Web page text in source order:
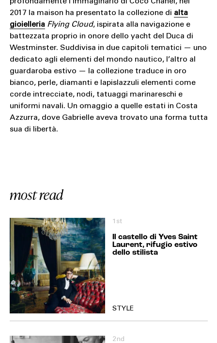
profondamente l’immaginario di Coco Chanel, nel
2017 la maison ha presentato la collezione di alta
gioielleria Flying Cloud, ispirata alla navigazione e
battezzata proprio in onore dello yacht del Duca di
Westminster. Suddivisa in due capitoli tematici — uno
dedicato agli elementi del mondo nautico, l’altro al
guardaroba estivo — la collezione traduce in oro
bianco, perle, diamanti e lapislazzuli elementi come
corde intrecciate, nodi, tatuaggi marinareschi e
uniformi navali. Un omaggio a quelle estati in Costa
Azzurra, dove Gabrielle aveva trovato una forma tutta
sua di libertà.
most read
1st
Il castello di Yves Saint
Laurent, rifugio estivo
dello stilista
STYLE
2nd